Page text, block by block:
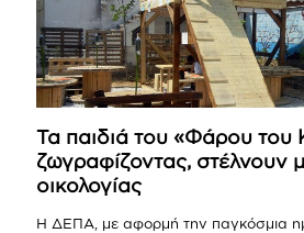
Τα παιδιά του «Φάρου του
ζωγραφίζοντας, στέλνουν
οικολογίας
Η ΔΕΠΑ, με αφορμή την παγκόσμια